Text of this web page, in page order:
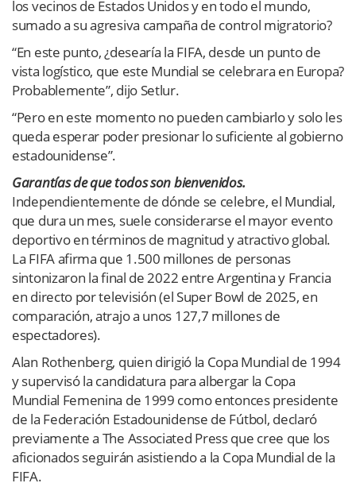
los vecinos de Estados Unidos y en todo el mundo,
sumado a su agresiva campaña de control migratorio?
“En este punto, ¿desearía la FIFA, desde un punto de
vista logístico, que este Mundial se celebrara en Europa?
Probablemente”, dijo Setlur.
“Pero en este momento no pueden cambiarlo y solo les
queda esperar poder presionar lo suficiente al gobierno
estadounidense”.
Garantías de que todos son bienvenidos.
Independientemente de dónde se celebre, el Mundial,
que dura un mes, suele considerarse el mayor evento
deportivo en términos de magnitud y atractivo global.
La FIFA afirma que 1.500 millones de personas
sintonizaron la final de 2022 entre Argentina y Francia
en directo por televisión (el Super Bowl de 2025, en
comparación, atrajo a unos 127,7 millones de
espectadores).
Alan Rothenberg, quien dirigió la Copa Mundial de 1994
y supervisó la candidatura para albergar la Copa
Mundial Femenina de 1999 como entonces presidente
de la Federación Estadounidense de Fútbol, ​​declaró
previamente a The Associated Press que cree que los
aficionados seguirán asistiendo a la Copa Mundial de la
FIFA.